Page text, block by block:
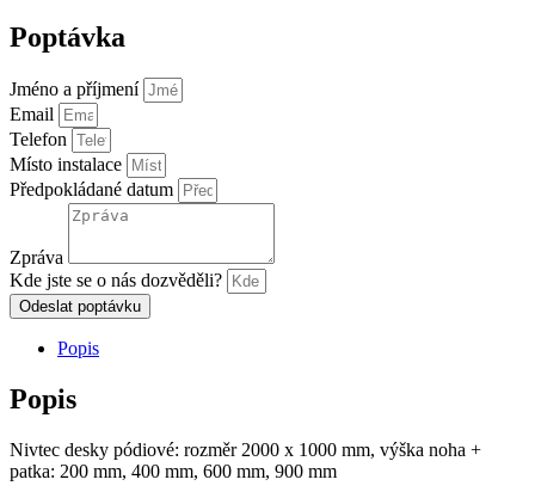
Poptávka
Jméno a příjmení
Email
Telefon
Místo instalace
Předpokládané datum
Zpráva
Kde jste se o nás dozvěděli?
Odeslat poptávku
Popis
Popis
Nivtec desky pódiové: rozměr 2000 x 1000 mm, výška noha +
patka: 200 mm, 400 mm, 600 mm, 900 mm